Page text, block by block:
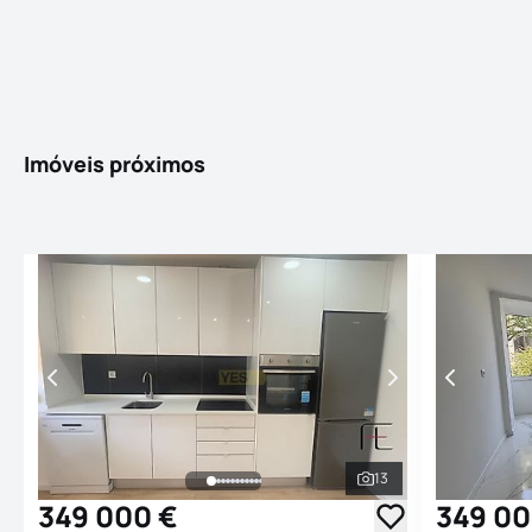
Imóveis próximos
Ver todas as
13
349 000 € 349